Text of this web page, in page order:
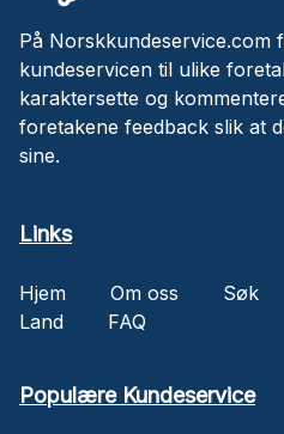
På Norskkundeservice.com
kundeservicen til ulike
karaktersette og
foretakene feedback slik at
sine.
Links
Hjem Om oss Søk
Land
FAQ
Populære Kundeservice